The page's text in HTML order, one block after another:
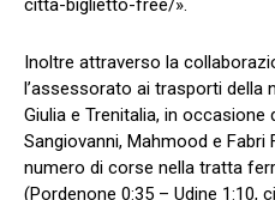
citta-biglietto-free/».
Inoltre attraverso la
l’assessorato ai trasporti della
Giulia e Trenitalia, in
Sangiovanni, Mahmood e
numero di corse nella tratta
(Pordenone 0:35 – Udine 1:10,